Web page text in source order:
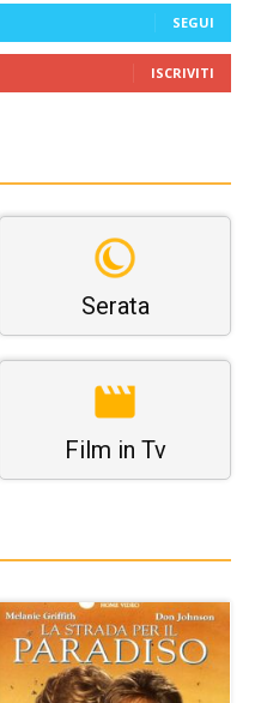
SEGUI
ISCRIVITI
Serata
Film in Tv